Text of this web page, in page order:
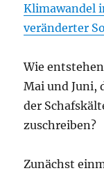
Klimawandel
veränderter
Wie
Mai und Juni,
der
zuschreiben?
Zunächst